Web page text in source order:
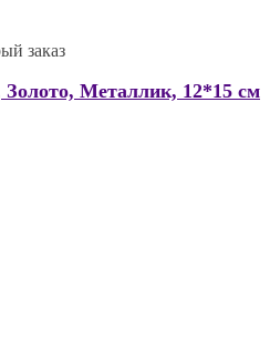
заказ
Металлик, 12*15 см